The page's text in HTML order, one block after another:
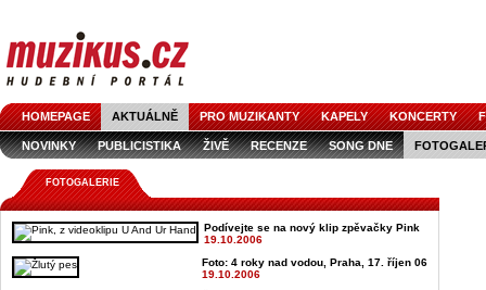
HOMEPAGE AKTUÁLNĚ PRO MUZIKANTY KAPELY KONCERTY
NOVINKY PUBLICISTIKA ŽIVĚ RECENZE SONG DNE
FOTOGALERIE
Podívejte se na nový klip zpěvačky Pink
19.10.2006
Foto: 4 roky nad vodou, Praha, 17. říjen 06
19.10.2006